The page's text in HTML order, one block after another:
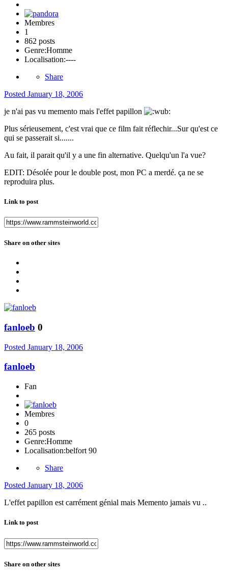
Membres
1
862 posts
Genre:Homme
Localisation:----
Share
Posted January 18, 2006
je n'ai pas vu memento mais l'effet papillon
Plus sérieusement, c'est vrai que ce film fait réflechir...Sur qu'est ce
qui se passerait si.......
Au fait, il parait qu'il y a une fin alternative. Quelqu'un l'a vue?
EDIT: Désolée pour le double post, mon PC a merdé. ça ne se
reproduira plus.
Link to post
Share on other sites
fanloeb 0
Posted January 18, 2006
fanloeb
Fan
Membres
0
265 posts
Genre:Homme
Localisation:belfort 90
Share
Posted January 18, 2006
L'effet papillon est carrément génial mais Memento jamais vu ..
Link to post
Share on other sites